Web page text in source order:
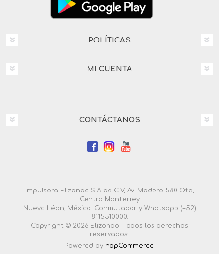
POLÍTICAS
MI CUENTA
CONTÁCTANOS
Impulsora Elizondo S.A de C.V, Av. Madero 580 Ote,
Centro Monterrey
Nuevo Léon, México. Conmutador y Whatsapp (+52)
8115510000.
Copyright © 2026 Elizondo. Todos los derechos
reservados.
Powered by nopCommerce